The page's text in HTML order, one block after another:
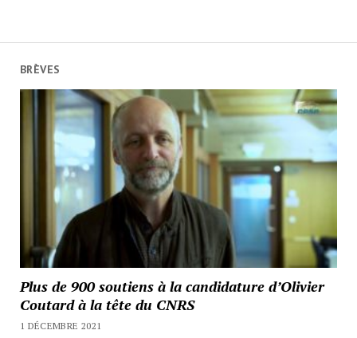
BRÈVES
Plus de 900 soutiens à la candidature d’Olivier
Coutard à la tête du CNRS
1 DÉCEMBRE 2021